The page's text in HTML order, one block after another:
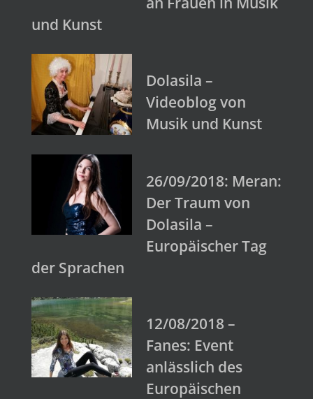
und Kunst
Dolasila –
Videoblog von
Musik und Kunst
26/09/2018: Meran:
Der Traum von
Dolasila –
Europäischer Tag
der Sprachen
12/08/2018 –
Fanes: Event
anlässlich des
Europäischen